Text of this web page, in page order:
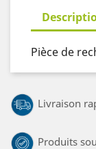
Pièce de
Livraison
Produits